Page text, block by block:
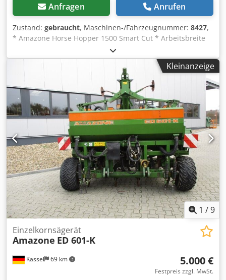
Anfragen Anrufen
Zustand: gebraucht, Maschinen-/Fahrzeugnummer: 8427,
* Amazone Horse Hopper 1500 Smart Cut * Arbeitsbreite
1,50m * 1.500 l Fangkorbinhalt * Schlepper 3.Punkt
Aufhängung Csdpfxorhy H Rj Apnjrf * H60 Flügelmesser *
Stützrollen * Mulchvorrichtung * Gelenkwelle mit Freilauf
* Fangkorb mit hydr. Bodenentleerung *
Rotationsgeschwindigkeit 2650 U/min. * Füllstandanzeige -
----Interne Fahrzeugnummer: 8427 WhatsApp-Support
verfügbar! Bei Fragen zum Fahrzeug oder für weitere Infos
schreiben Sie uns gerne bequem per WhatsApp Whatsapp
Whatsapp ----Irrtümer & Zwischenverkauf vorbehalten.
Kleinanzeige
1 /9
Kassel 69 km
Einzelkornsägerät
Amazone ED 601-K
5.000 €
Festpreis zzgl. MwSt.